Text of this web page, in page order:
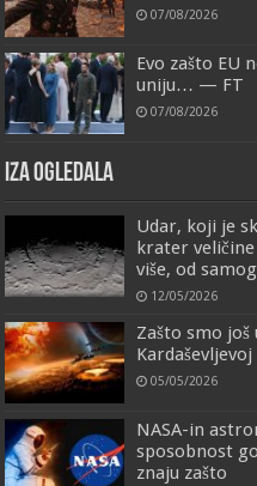
07/08/2026
Evo zašto EU
uniju… — FT
07/08/2026
IZA OGLEDALA
Udar, koji je
krater
više, od
12/05/2026
Zašto smo još
05/05/2026
NASA-in
sposobnost
znaju zašto